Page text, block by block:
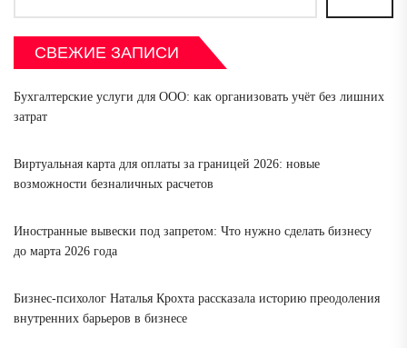
СВЕЖИЕ ЗАПИСИ
Бухгалтерские услуги для ООО: как организовать учёт без лишних
затрат
Виртуальная карта для оплаты за границей 2026: новые
возможности безналичных расчетов
Иностранные вывески под запретом: Что нужно сделать бизнесу
до марта 2026 года
Бизнес-психолог Наталья Крохта рассказала историю преодоления
внутренних барьеров в бизнесе